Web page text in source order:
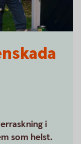
i
som helst.